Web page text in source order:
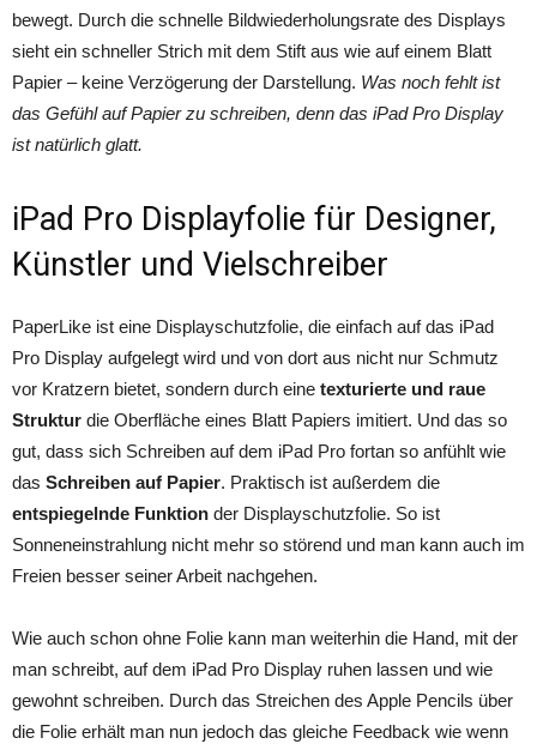
bewegt. Durch die schnelle Bildwiederholungsrate des Displays
sieht ein schneller Strich mit dem Stift aus wie auf einem Blatt
Papier – keine Verzögerung der Darstellung. Was noch fehlt ist
das Gefühl auf Papier zu schreiben, denn das iPad Pro Display
ist natürlich glatt.
iPad Pro Displayfolie für Designer,
Künstler und Vielschreiber
PaperLike ist eine Displayschutzfolie, die einfach auf das iPad
Pro Display aufgelegt wird und von dort aus nicht nur Schmutz
vor Kratzern bietet, sondern durch eine texturierte und raue
Struktur die Oberfläche eines Blatt Papiers imitiert. Und das so
gut, dass sich Schreiben auf dem iPad Pro fortan so anfühlt wie
das Schreiben auf Papier. Praktisch ist außerdem die
entspiegelnde Funktion der Displayschutzfolie. So ist
Sonneneinstrahlung nicht mehr so störend und man kann auch im
Freien besser seiner Arbeit nachgehen.
Wie auch schon ohne Folie kann man weiterhin die Hand, mit der
man schreibt, auf dem iPad Pro Display ruhen lassen und wie
gewohnt schreiben. Durch das Streichen des Apple Pencils über
die Folie erhält man nun jedoch das gleiche Feedback wie wenn